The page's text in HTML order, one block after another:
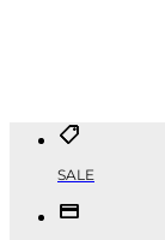
SALE